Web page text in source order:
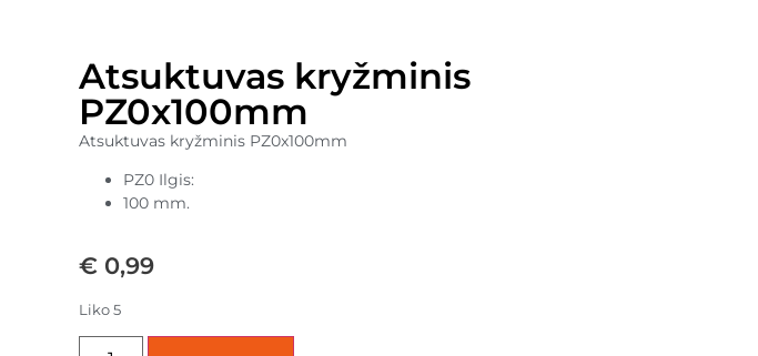
Atsuktuvas kryžminis
PZ0x100mm
Atsuktuvas kryžminis PZ0x100mm
PZ0 Ilgis:
100 mm.
€ 0,99
Liko 5